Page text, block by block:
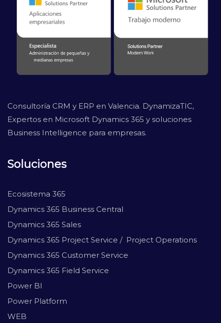
Consultoría CRM y ERP en Valencia. DynamizaTIC,
Expertos en Microsoft Dynamics 365 y soluciones
Business Intelligence para empresas.
Soluciones
Ecosistema 365
Dynamics 365 Business Central
Dynamics 365 Sales
Dynamics 365 Project Service / Project Operations
Dynamics 365 Customer Service
Dynamics 365 Field Service
Power BI
Power Platform
WEB